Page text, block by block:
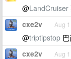
@LandCruiser
cxe2v Aug
@triptipstop
cxe2v Aug